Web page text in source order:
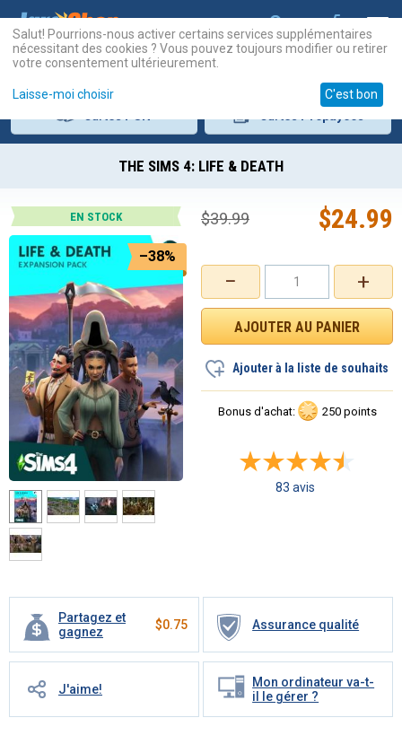
THE SIMS 4: LIFE & DEATH
EN STOCK
–38%
Partagez et
gagnez
$0.75 Assurance qualité
J'aime!
Mon ordinateur va-t-
il le gérer ?
+
−
$24.99
$39.99
Ajouter à la liste de souhaits
Bonus d'achat: 250 points
83 avis
Salut! Pourrions-nous activer certains services supplémentaires
nécessitant des cookies ? Vous pouvez toujours modifier ou retirer
votre consentement ultérieurement.
Laisse-moi choisir C'est bon